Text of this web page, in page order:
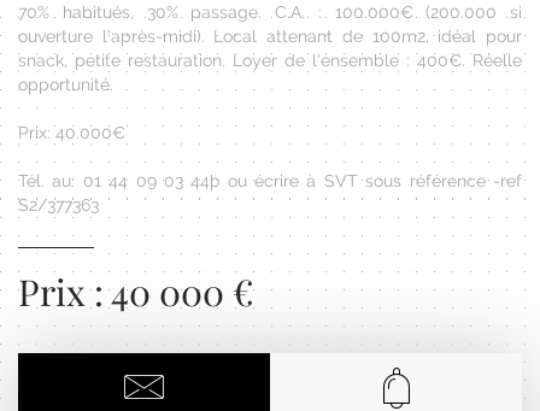
70% habitués, 30% passage. C.A. : 100.000€ (200.000 si
ouverture l'après-midi). Local attenant de 100m2, idéal pour
snack, petite restauration. Loyer de l'ensemble : 400€. Réelle
opportunité.
Prix: 40.000€
Tél. au: 01 44 09 03 44þ ou écrire à SVT sous référence -ref
S2/377363
Prix : 40 000 €